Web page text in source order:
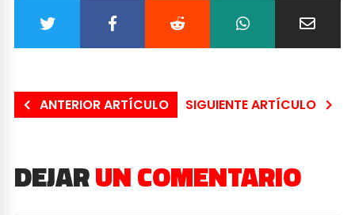
ANTERIOR ARTÍCULO SIGUIENTE ARTÍCULO
DEJARUN COMENTARIO